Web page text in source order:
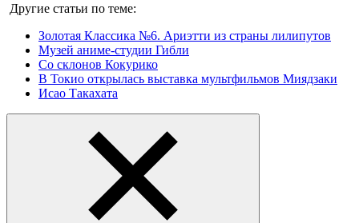
Другие статьи по теме:
Золотая Классика №6. Ариэтти из страны лилипутов
Музей аниме-студии Гибли
Со склонов Кокурико
В Токио открылась выставка мультфильмов Миядзаки
Исао Такахата